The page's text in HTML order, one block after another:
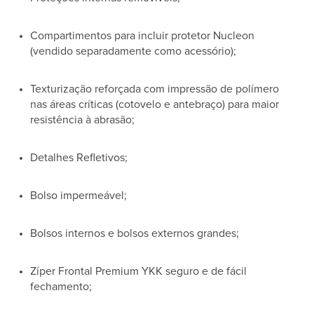
Compartimentos para incluir protetor Nucleon
(vendido separadamente como acessório);
Texturização reforçada com impressão de polímero
nas áreas críticas (cotovelo e antebraço) para maior
resistência à abrasão;
Detalhes Refletivos;
Bolso impermeável;
Bolsos internos e bolsos externos grandes;
Zíper Frontal Premium YKK seguro e de fácil
fechamento;